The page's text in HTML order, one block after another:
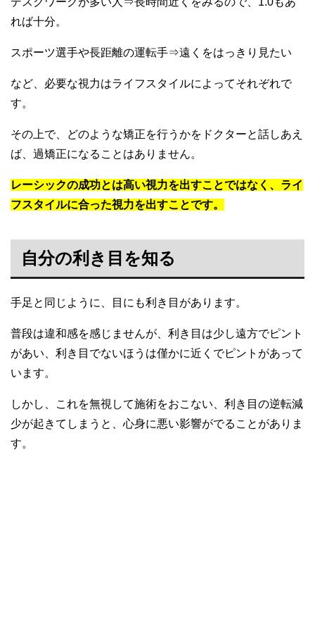
れば十分。
スポーツ選手や長距離の運転手⇒遠くをはっきり見たい
など、必要な視力はライフスタイルによってそれぞれで
す。
その上で、どのような矯正を行うかをドクターと話しあえ
ば、過矯正になることはありません。
レーシックの成功とは高い視力を出すことではなく、ライ
フスタイルに合った視力を出すことです。
自分の利き目を知る
手足と同じように、目にも利き目があります。
普段は違和感を感じませんが、利き目は少し遠方でピント
があい、利き目でないほうは僅かに近くでピントがあって
います。
しかし、これを無視して施術をおこない、利き目の逆転減
少が起きてしまうと、心身に悪い影響がでることがありま
す。